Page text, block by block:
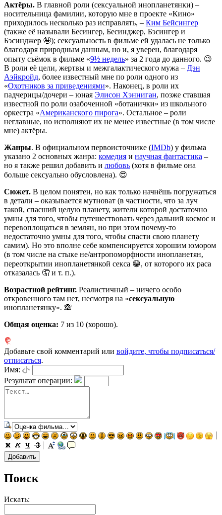
Актёры. В главной роли (сексуальной инопланетянки) –
носительница фамилии, которую мне в проекте «Кино»
приходилось несколько раз исправлять, – Ким Бейсингер
(также её называли Бесингер, Бесинджер, Бэсингер и
Бэсинджер 🤪); сексуальность в фильме ей удалась не только
благодаря природным данным, но и, я уверен, благодаря
опыту съёмок в фильме «9½ недель» за 2 года до данного. 😉
В роли её цели, жертвы и межгалактического мужа – Дэн
Аэйкройд, более известный мне по роли одного из
«Охотников за приведениями». Наконец, в роли их
падчерицы/дочери – юная Элисон Хэнниган, позже ставшая
известной по роли озабоченной «ботанички» из школьного
оркестра «Американского пирога». Остальное – роли
неглавные, но исполняют их не менее известные (в том числе
мне) актёры.
Жанры. В официальном первоисточнике (IMDb) у фильма
указано 2 основных жанра: комедия и научная фантастика –
но я также решил добавить и любовь (хотя в фильме она
больше сексуально обусловлена). 😍
Сюжет. В целом понятен, но как только начнёшь погружаться
в детали – оказывается мутноват (в частности, что за луч
такой, спасший целую планету, жители которой достаточно
умны для того, чтобы путешествовать через дальний космос и
перевоплощаться в землян, но при этом почему-то
недостаточно умны для того, чтобы спасти свою планету
самим). Но это вполне себе компенсируется хорошим юмором
(в том числе на стыке не/антропоморфности инопланетян,
переоткрытии инопланетянкой секса 😁, от которого их раса
отказалась 🤦 и т. п.).
Возрастной рейтинг. Реалистичный – ничего особо
откровенного там нет, несмотря на «сексуальную
инопланетянку». 🙈
Общая оценка: 7 из 10 (хорошо).
Добавьте свой комментарий или войдите, чтобы подписаться/
отписаться.
Имя:
Результат операции:
Поиск
Искать: